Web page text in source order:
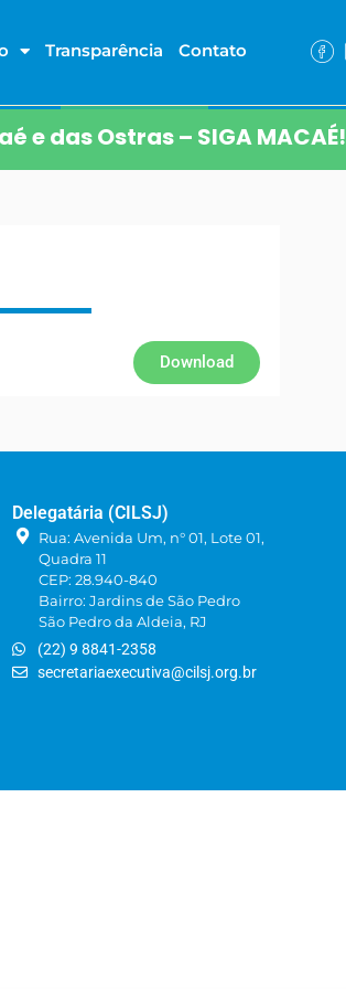
Transparência Contato
e das Ostras – SIGA MACAÉ!
Download
Delegatária (CILSJ)
Rua: Avenida Um, n° 01, Lote 01,
Quadra 11
CEP: 28.940-840
Bairro: Jardins de São Pedro
São Pedro da Aldeia, RJ
(22) 9 8841-2358
secretariaexecutiva@cilsj.org.br